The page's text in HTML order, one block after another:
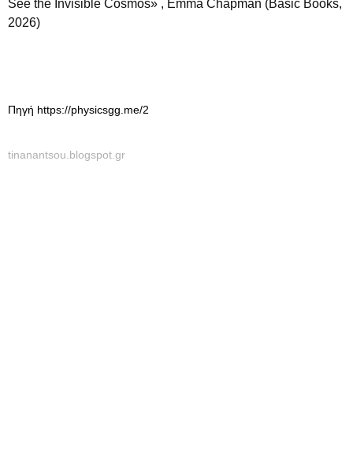
See the Invisible Cosmos» , Emma Chapman (Basic Books,
2026)
Πηγή https://physicsgg.me/2
tinanantsou.blogspot.gr